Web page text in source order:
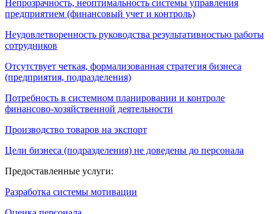
Непрозрачность, неоптимальность системы управления
предприятием (финансовый учет и контроль)
Неудовлетворенность руководства результативностью работы
сотрудников
Отсутствует четкая, формализованная стратегия бизнеса
(предприятия, подразделения)
Потребность в системном планировании и контроле
финансово-хозяйственной деятельности
Производство товаров на экспорт
Цели бизнеса (подразделения) не доведены до персонала
Предоставленные услуги:
Разработка системы мотивации